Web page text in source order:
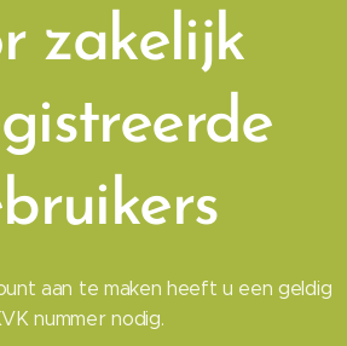
zakelijk
aan te maken heeft u een geldig
nummer nodig.